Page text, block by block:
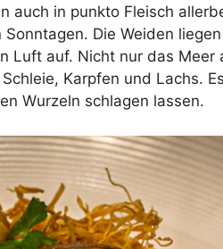
auch in punkto Fleisch
Die Weiden
Luft auf. Nicht nur das Meer
Karpfen und Lachs.
Wurzeln schlagen lassen.